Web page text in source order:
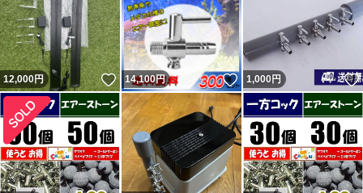
12,000円 いいね！
14,100円 いいね！
1,000円